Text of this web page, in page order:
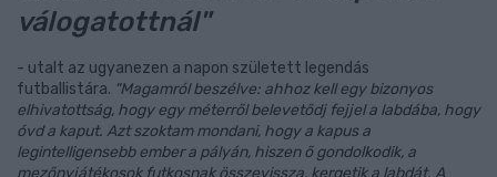
válogatottnál"
- utalt az ugyanezen a napon született legendás
futballistára. "Magamról beszélve: ahhoz kell egy bizonyos
elhivatottság, hogy egy méterről belevetődj fejjel a labdába, hogy
óvd a kaput. Azt szoktam mondani, hogy a kapus a
legintelligensebb ember a pályán, hiszen ő gondolkodik, a
mezőnyjátékosok futkosnak összevissza, kergetik a labdát. A